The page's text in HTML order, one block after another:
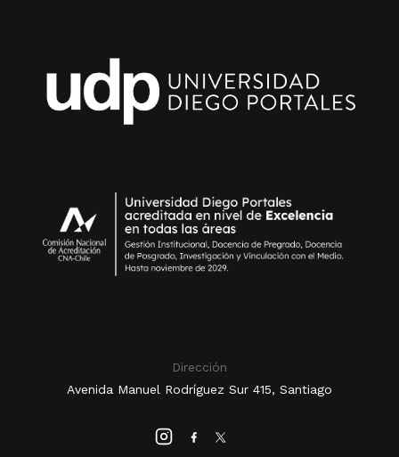
Dirección
Avenida Manuel Rodríguez Sur 415, Santiago